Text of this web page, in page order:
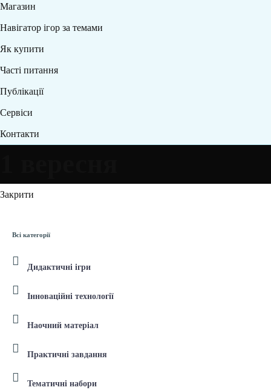
Магазин
Навігатор ігор за темами
Як купити
Часті питання
Публікації
Сервіси
Контакти
Закрити
Всі категорії
Дидактичні ігри
Інноваційні технології
Наочний матеріал
Практичні завдання
Тематичні набори